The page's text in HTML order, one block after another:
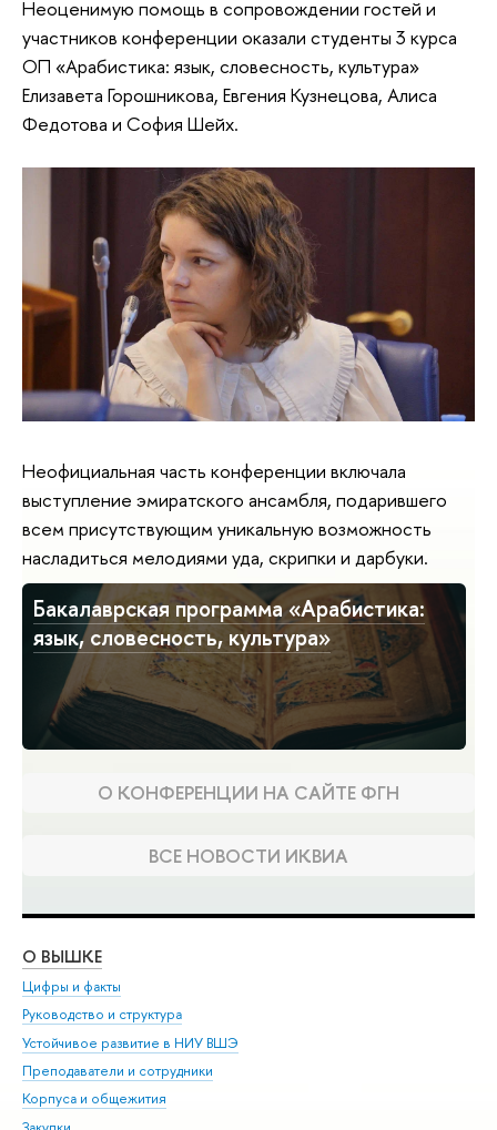
Неоценимую помощь в сопровождении гостей и
участников конференции оказали студенты 3 курса
ОП «Арабистика: язык, словесность, культура»
Елизавета Горошникова, Евгения Кузнецова, Алиса
Федотова и София Шейх.
Неофициальная часть конференции включала
выступление эмиратского ансамбля, подарившего
всем присутствующим уникальную возможность
насладиться мелодиями уда, скрипки и дарбуки.
Бакалаврская программа «Арабистика:
язык, словесность, культура»
О КОНФЕРЕНЦИИ НА САЙТЕ ФГН
ВСЕ НОВОСТИ ИКВИА
О ВЫШКЕ
Цифры и факты
Руководство и структура
Устойчивое развитие в НИУ ВШЭ
Преподаватели и сотрудники
Корпуса и общежития